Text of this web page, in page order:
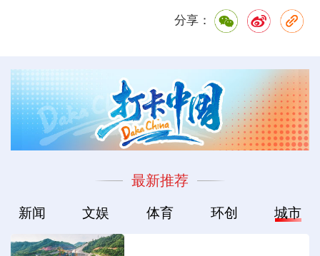
分享：
最新推荐
新闻 文娱 体育 环创 城市